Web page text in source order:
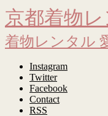
京都着物
着物レンタル
Instagram
Twitter
Facebook
Contact
RSS